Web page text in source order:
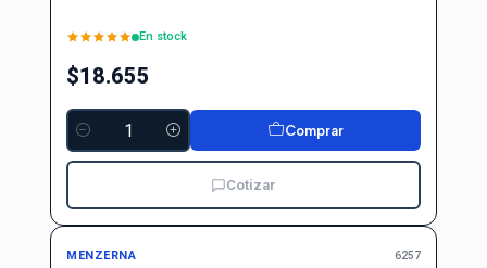
En stock
$18.655
Cantidad
Comprar
Cotizar
MENZERNA 6257